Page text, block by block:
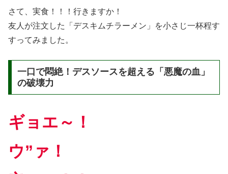
さて、実食！！！行きますか！
友人が注文した「デスキムチラーメン」を小さじ一杯程す
すってみました。
一口で悶絶！デスソースを超える「悪魔の血」
の破壊力
ギョエ～！
ウ”ァ！